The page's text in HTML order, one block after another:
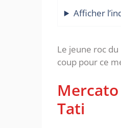
Afficher
Le jeune roc
coup pour ce
Tati